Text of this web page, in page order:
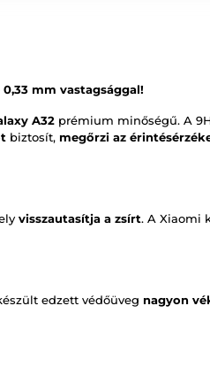
mm vastagsággal!
A32 prémium minőségű. A
biztosít, megőrzi az
visszautasítja a zsírt. A Xiaomi
edzett védőüveg nagyon